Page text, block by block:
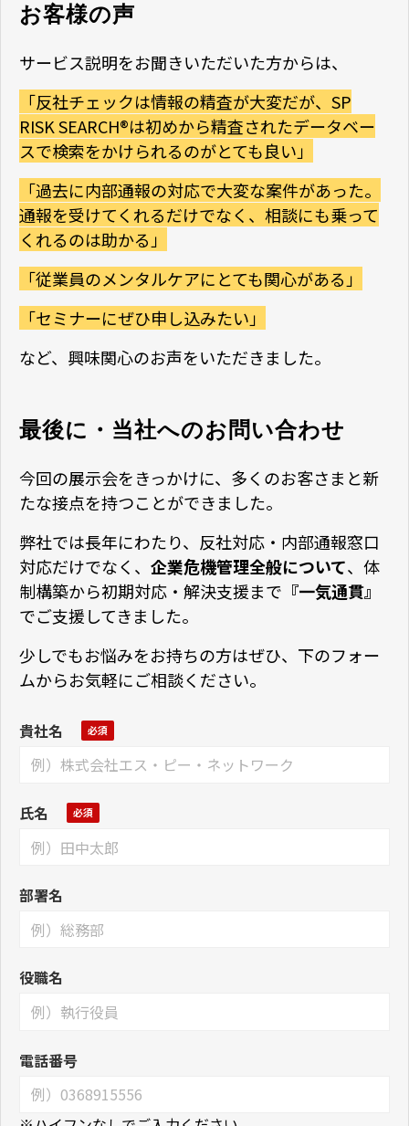
お客様の声
サービス説明をお聞きいただいた方からは、
「反社チェックは情報の精査が大変だが、SP
RISK SEARCH®は初めから精査されたデータベー
スで検索をかけられるのがとても良い」
「過去に内部通報の対応で大変な案件があった。
通報を受けてくれるだけでなく、相談にも乗って
くれるのは助かる」
「従業員のメンタルケアにとても関心がある」
「セミナーにぜひ申し込みたい」
など、興味関心のお声をいただきました。
最後に・当社へのお問い合わせ
今回の展示会をきっかけに、多くのお客さまと新
たな接点を持つことができました。
弊社では長年にわたり、反社対応・内部通報窓口
対応だけでなく、 企業危機管理全般について、体
制構築から初期対応・解決支援まで 『一気通貫』
でご支援してきました。
少しでもお悩みをお持ちの方はぜひ、下のフォー
ムからお気軽にご相談ください。
貴社名
氏名
部署名
役職名
電話番号